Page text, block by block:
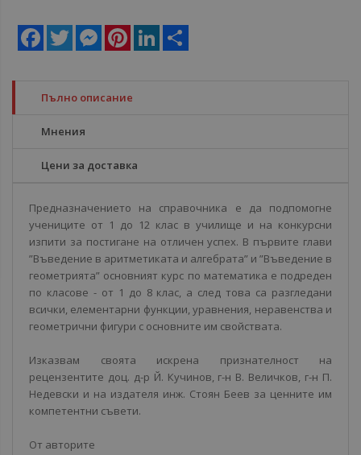
Facebook
Twitter MessengerPinterestLinkedIn
Пълно описание
Мнения
Цени за доставка
Предназначението на справочника е да подпомогне
учениците от 1 до 12 клас в училище и на конкурсни
изпити за постигане на отличен успех. В първите глави
”Въведение в аритметиката и алгебрата” и ”Въведение в
геометрията” основният курс по математика е подреден
по класове - от 1 до 8 клас, а след това са разгледани
всички, елементарни функции, уравнения, неравенства и
геометрични фигури с основните им свойствата.
Изказвам своята искрена признателност на
рецензентите доц. д-р Й. Кучинов, г-н В. Величков, г-н П.
Недевски и на издателя инж. Стоян Беев за ценните им
компетентни съвети.
От авторите